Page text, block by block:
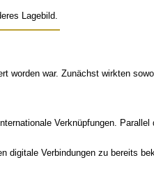
Lagebild.
worden war. Zunächst wirkten
Verknüpfungen.
digitale Verbindungen zu bereits